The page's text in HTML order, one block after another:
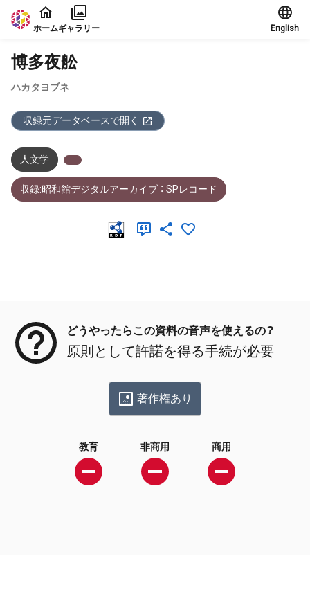
本文に飛ぶ
ホームギャラリー English
博多夜舩
ハカタヨブネ
収録元データベースで開く
人文学
収録:昭和館デジタルアーカイブ ： SPレコード
どうやったらこの資料の音声を使えるの？
原則として許諾を得る手続が必要
著作権あり
教育 非商用 商用